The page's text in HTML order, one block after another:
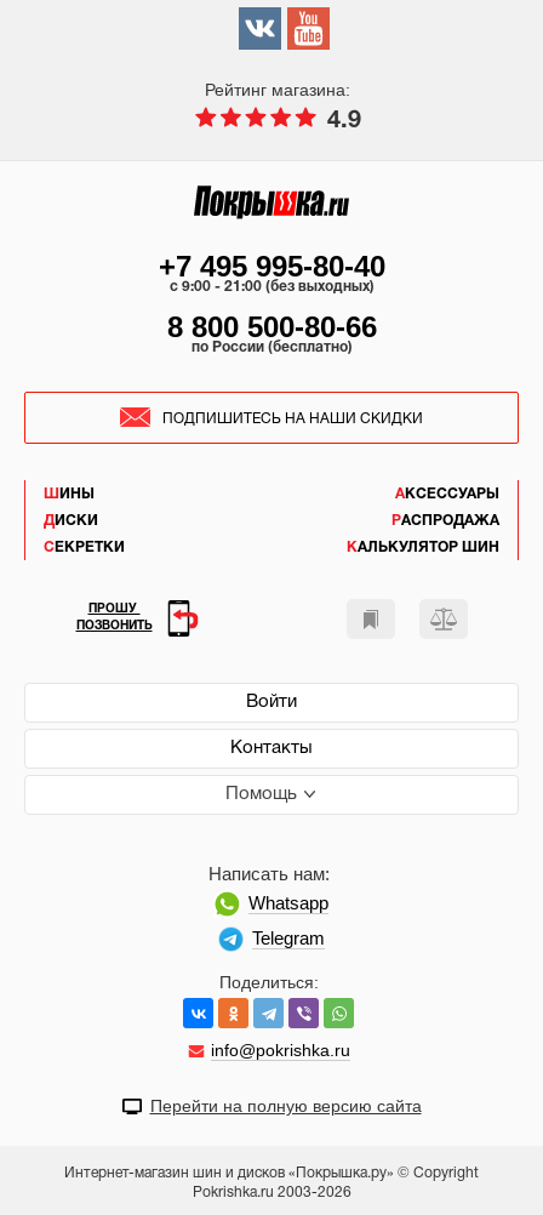
Рейтинг магазина:
4.9
ШИНЫ
ДИСКИ
СЕКРЕТКИ
АКСЕССУАРЫ
РАСПРОДАЖА
КАЛЬКУЛЯТОР ШИН
Войти
Контакты
Помощь
Поделиться:
info@pokrishka.ru
Написать нам:
Whatsapp
Telegram
+7 495 995-80-40
c 9:00 - 21:00 (без выходных)
8 800 500-80-66
по России (бесплатно)
ПОДПИШИТЕСЬ НА НАШИ СКИДКИ
ПРОШУ
ПОЗВОНИТЬ
Перейти на полную версию сайта
Интернет-магазин шин и дисков «Покрышка.ру» © Copyright
Pokrishka.ru 2003-2026